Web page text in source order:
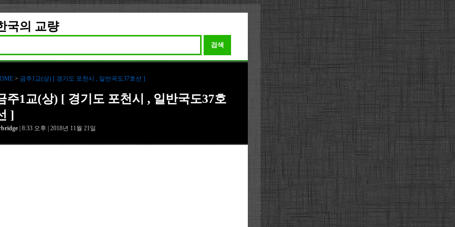
국의 교량
검색
> 금주1교(상) [ 경기도 포천시 , 일반국도37호선 ]
주1교(상) [ 경기도 포천시 , 일반국도37호
]
| 8:33 오후 | 2018년 11월 21일